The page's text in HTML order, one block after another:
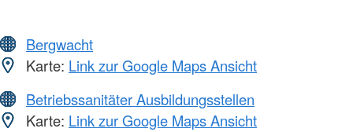
Bergwacht
Karte: Link zur Google Maps Ansicht
Betriebssanitäter Ausbildungsstellen
Karte: Link zur Google Maps Ansicht